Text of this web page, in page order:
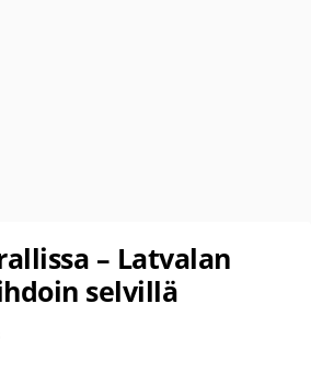
– Latvalan
selvillä